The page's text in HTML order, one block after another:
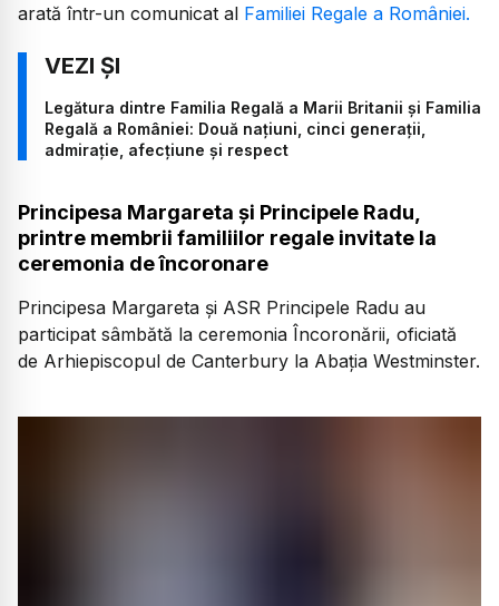
arată într-un comunicat al Familiei Regale a României.
Legătura dintre Familia Regală a Marii Britanii și Familia
Regală a României: Două națiuni, cinci generații,
admirație, afecțiune și respect
Principesa Margareta și Principele Radu,
printre membrii familiilor regale invitate la
ceremonia de încoronare
Principesa Margareta și ASR Principele Radu au
participat sâmbătă la ceremonia Încoronării, oficiată
de Arhiepiscopul de Canterbury la Abația Westminster.